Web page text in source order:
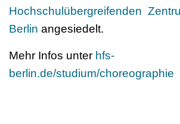
Hochschulübergreifenden
Berlin angesiedelt.
Mehr Infos unter hfs-
berlin.de/studium/choreographie